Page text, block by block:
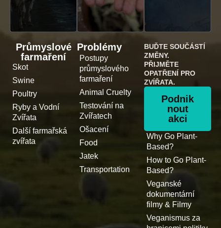
Průmyslové
farmaření
Skot
Swine
Poultry
Ryby a Vodní
Zvířata
Další farmařská
zvířata
Problémy
Postupy
průmyslového
farmaření
Animal Cruelty
Testování na
Zvířatech
Ošacení
Food
Jatek
Transportation
BUĎTE SOUČÁSTÍ
ZMĚNY.
PŘIJMĚTE
OPATŘENÍ PRO
ZVÍŘATA.
Podnik
nout
akci
Why Go Plant-
Based?
How to Go Plant-
Based?
Veganské
dokumentární
filmy & Filmy
Veganismus za